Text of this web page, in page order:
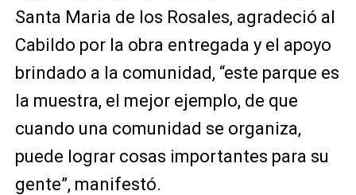
Santa Maria de los Rosales, agradeció al
Cabildo por la obra entregada y el apoyo
brindado a la comunidad, “este parque es
la muestra, el mejor ejemplo, de que
cuando una comunidad se organiza,
puede lograr cosas importantes para su
gente”, manifestó.